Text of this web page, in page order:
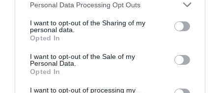
Personal Data Processing Opt Outs
I want to opt-out of the Sharing of my
personal data.
Opted In
I want to opt-out of the Sale of my
Personal Data.
Opted In
I want to opt-out of processing my
Συνελήφθη, σήμερα το μεσημέρι στην Καλαμάτα,
από αστυνομικούς του Τμήματος Δίωξης
Ναρκωτικών ένας 18χρονος, γιατί στην κατοχή